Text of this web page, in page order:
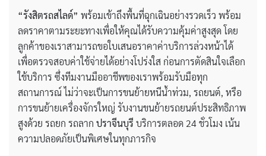
“รังสิตรถสไลด์” พร้อมเข้าถึงพื้นที่ฉุกเฉินอย่างรวดเร็ว พร้อม
ลดราคาตามระยะทางเพื่อให้คุณได้รับความคุ้มค่าสูงสุด โดย
ลูกค้าของเราสามารถขอใบเสนอราคาค่าบริการล่วงหน้าได้
เพื่อตรวจสอบค่าใช้จ่ายได้อย่างโปร่งใส ก่อนการตัดสินใจเลือก
ใช้บริการ ซึ่งทีมงานมืออาชีพของเราพร้อมรับมือทุก
สถานการณ์ ไม่ว่าจะเป็นการขนย้ายหนีน้ำท่วม, รถยนต์, หรือ
การขนย้ายเครื่องจักรใหญ่ รับงานขนย้ายรถยนต์ประสิทธิภาพ
สูงด้วย รถยก รถลาก ปราจีนบุรี บริการตลอด 24 ชั่วโมง เน้น
ความปลอดภัยเป็นพิเศษในทุกภารกิจ